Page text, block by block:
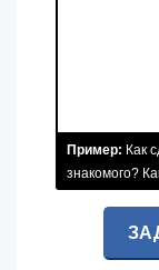
Пример: Как
знакомого?